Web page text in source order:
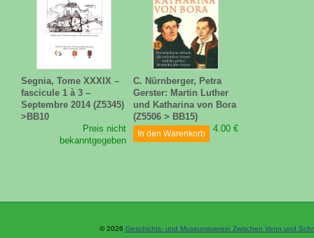
Segnia, Tome XXXIX –
fascicule 1 à 3 –
Septembre 2014 (Z5345)
>BB10
Preis nicht
bekanntgegeben
C. Nürnberger, Petra
Gerster: Martin Luther
und Katharina von Bora
(Z5506 > BB15)
4.00 €
In den Warenkorb
© 2026 Geschichts- und Museumsverein Zwischen Venn und